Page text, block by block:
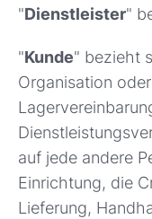
"Dienstleister"
"Kunde" bezieht
Organisation
auf jede andere
Einrichtung, die
Lieferung,